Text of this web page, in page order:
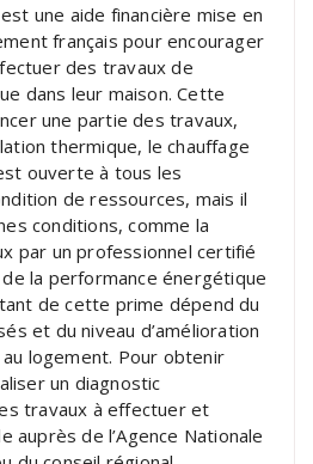
une aide financière mise en
français pour encourager
des travaux de
dans leur maison. Cette
une partie des travaux,
thermique, le chauffage
ouverte à tous les
de ressources, mais il
conditions, comme la
par un professionnel certifié
de la performance énergétique
de cette prime dépend du
et du niveau d’amélioration
logement. Pour obtenir
un diagnostic
travaux à effectuer et
auprès de l’Agence Nationale